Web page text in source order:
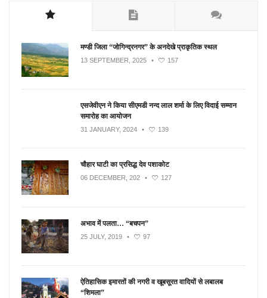
मण्डी जिला “जोगिन्द्रनगर” के अनदेखे प्राकृतिक स्थल
13 SEPTEMBER, 2025 • 157
एसजेवीएन ने किया सीएमडी नन्‍द लाल शर्मा के लिए विदाई सम्मान
समारोह का आयोजन
31 JANUARY, 2024 • 139
चौहार घाटी का प्रसिद्ध देव पशाकोट
06 DECEMBER, 202 • 127
अभाव में पलता… “बचपन”
25 JULY, 2019 • 97
ऐतिहासिक इमारतों की नगरी व खूबसूरत वादियों से लबालब
“शिमला”